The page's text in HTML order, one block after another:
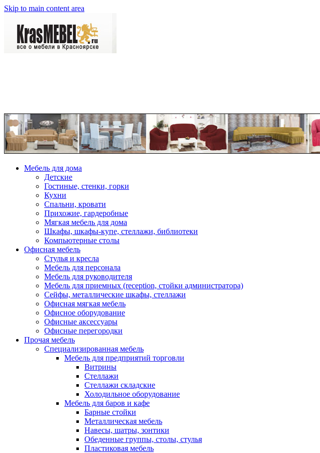
Skip to main content area
Мебель для дома
Детские
Гостиные, стенки, горки
Кухни
Спальни, кровати
Прихожие, гардеробные
Мягкая мебель для дома
Шкафы, шкафы-купе, стеллажи, библиотеки
Компьютерные столы
Офисная мебель
Стулья и кресла
Мебель для персонала
Мебель для руководителя
Мебель для приемных (reception, стойки администратора)
Сейфы, металлические шкафы, стеллажи
Офисная мягкая мебель
Офисное оборудование
Офисные аксессуары
Офисные перегородки
Прочая мебель
Специализированная мебель
Мебель для предприятий торговли
Витрины
Стеллажи
Стеллажи складские
Холодильное оборудование
Мебель для баров и кафе
Барные стойки
Металлическая мебель
Навесы, шатры, зонтики
Обеденные группы, столы, стулья
Пластиковая мебель